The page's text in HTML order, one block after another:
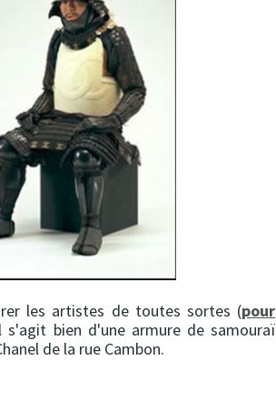
les artistes de toutes sortes (pour
bien d'une armure de samouraï
de la rue Cambon.